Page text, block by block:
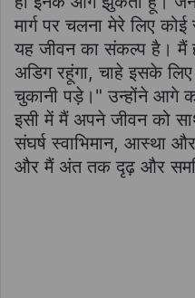
मार्ग पर चलना मेरे लिए
यह जीवन का संकल्प है। मैं
अडिग रहूंगा, चाहे इसके
चुकानी पड़े।" उन्होंने आगे
इसी में मैं अपने जीवन को
संघर्ष स्वाभिमान, आस्था
और मैं अंत तक दृढ़ और